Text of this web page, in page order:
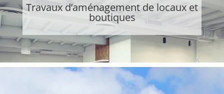
Travaux d’aménagement de locaux et
boutiques